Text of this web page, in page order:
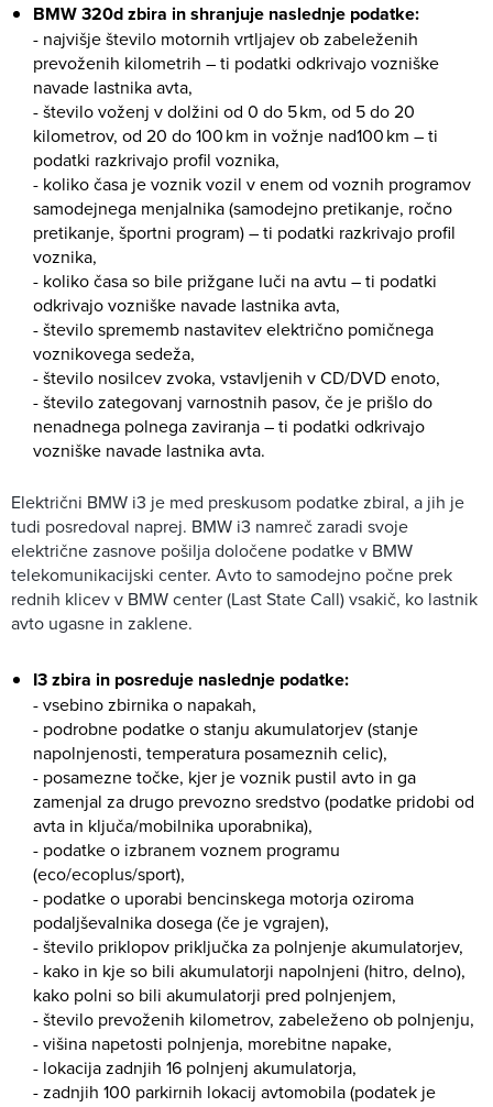
BMW 320d zbira in shranjuje naslednje podatke:
- najvišje število motornih vrtljajev ob zabeleženih
prevoženih kilometrih – ti podatki odkrivajo vozniške
navade lastnika avta,
- število voženj v dolžini od 0 do 5 km, od 5 do 20
kilometrov, od 20 do 100 km in vožnje nad100 km – ti
podatki razkrivajo profil voznika,
- koliko časa je voznik vozil v enem od voznih programov
samodejnega menjalnika (samodejno pretikanje, ročno
pretikanje, športni program) – ti podatki razkrivajo profil
voznika,
- koliko časa so bile prižgane luči na avtu – ti podatki
odkrivajo vozniške navade lastnika avta,
- število sprememb nastavitev električno pomičnega
voznikovega sedeža,
- število nosilcev zvoka, vstavljenih v CD/DVD enoto,
- število zategovanj varnostnih pasov, če je prišlo do
nenadnega polnega zaviranja – ti podatki odkrivajo
vozniške navade lastnika avta.
Električni BMW i3 je med preskusom podatke zbiral, a jih je
tudi posredoval naprej. BMW i3 namreč zaradi svoje
električne zasnove pošilja določene podatke v BMW
telekomunikacijski center. Avto to samodejno počne prek
rednih klicev v BMW center (Last State Call) vsakič, ko lastnik
avto ugasne in zaklene.
I3 zbira in posreduje naslednje podatke:
- vsebino zbirnika o napakah,
- podrobne podatke o stanju akumulatorjev (stanje
napolnjenosti, temperatura posameznih celic),
- posamezne točke, kjer je voznik pustil avto in ga
zamenjal za drugo prevozno sredstvo (podatke pridobi od
avta in ključa/mobilnika uporabnika),
- podatke o izbranem voznem programu
(eco/ecoplus/sport),
- podatke o uporabi bencinskega motorja oziroma
podaljševalnika dosega (če je vgrajen),
- število priklopov priključka za polnjenje akumulatorjev,
- kako in kje so bili akumulatorji napolnjeni (hitro, delno),
kako polni so bili akumulatorji pred polnjenjem,
- število prevoženih kilometrov, zabeleženo ob polnjenju,
- višina napetosti polnjenja, morebitne napake,
- lokacija zadnjih 16 polnjenj akumulatorja,
- zadnjih 100 parkirnih lokacij avtomobila (podatek je